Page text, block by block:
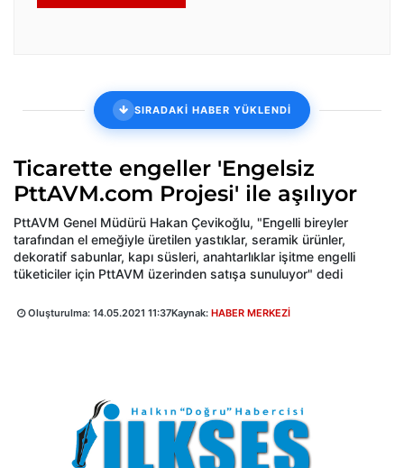
SIRADAKİ HABER YÜKLENDİ
Ticarette engeller 'Engelsiz
PttAVM.com Projesi' ile aşılıyor
PttAVM Genel Müdürü Hakan Çevikoğlu, "Engelli bireyler
tarafından el emeğiyle üretilen yastıklar, seramik ürünler,
dekoratif sabunlar, kapı süsleri, anahtarlıklar işitme engelli
tüketiciler için PttAVM üzerinden satışa sunuluyor" dedi
Oluşturulma: 14.05.2021 11:37Kaynak: HABER MERKEZİ